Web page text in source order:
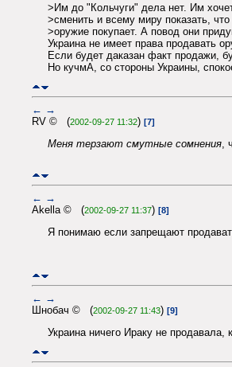
>Им до "Кольчуги" дела нет. Им
>сменить и всему миру показать,
>оружие покупает. А повод они
Украина не имеет права продавать
Если будет даказан факт продажи,
Но кучмА, со стороны Украины,
← →
RV © (2002-09-27 11:32) [7]
Меня терзают смутные сомнения
← →
Akella © (2002-09-27 11:37) [8]
Я понимаю если запрещают
← →
Шнобач © (2002-09-27 11:43) [9]
Украина ничего Ираку не продавала,